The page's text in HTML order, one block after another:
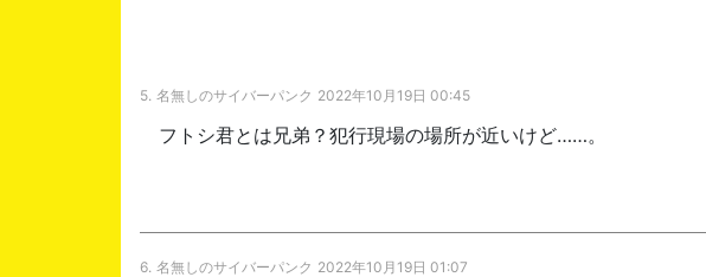
5. 名無しのサイバーパンク 2022年10月19日 00:45
フトシ君とは兄弟？犯行現場の場所が近いけど……。
6. 名無しのサイバーパンク 2022年10月19日 01:07